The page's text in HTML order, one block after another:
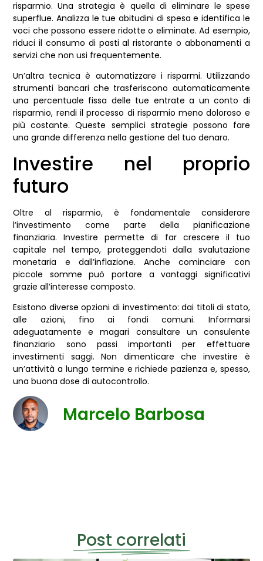
risparmio. Una strategia è quella di eliminare le spese
superflue. Analizza le tue abitudini di spesa e identifica le
voci che possono essere ridotte o eliminate. Ad esempio,
riduci il consumo di pasti al ristorante o abbonamenti a
servizi che non usi frequentemente.
Un’altra tecnica è automatizzare i risparmi. Utilizzando
strumenti bancari che trasferiscono automaticamente
una percentuale fissa delle tue entrate a un conto di
risparmio, rendi il processo di risparmio meno doloroso e
più costante. Queste semplici strategie possono fare
una grande differenza nella gestione del tuo denaro.
Investire nel proprio
futuro
Oltre al risparmio, è fondamentale considerare
l’investimento come parte della pianificazione
finanziaria. Investire permette di far crescere il tuo
capitale nel tempo, proteggendoti dalla svalutazione
monetaria e dall’inflazione. Anche cominciare con
piccole somme può portare a vantaggi significativi
grazie all’interesse composto.
Esistono diverse opzioni di investimento: dai titoli di stato,
alle azioni, fino ai fondi comuni. Informarsi
adeguatamente e magari consultare un consulente
finanziario sono passi importanti per effettuare
investimenti saggi. Non dimenticare che investire è
un’attività a lungo termine e richiede pazienza e, spesso,
una buona dose di autocontrollo.
Marcelo Barbosa
Post correlati